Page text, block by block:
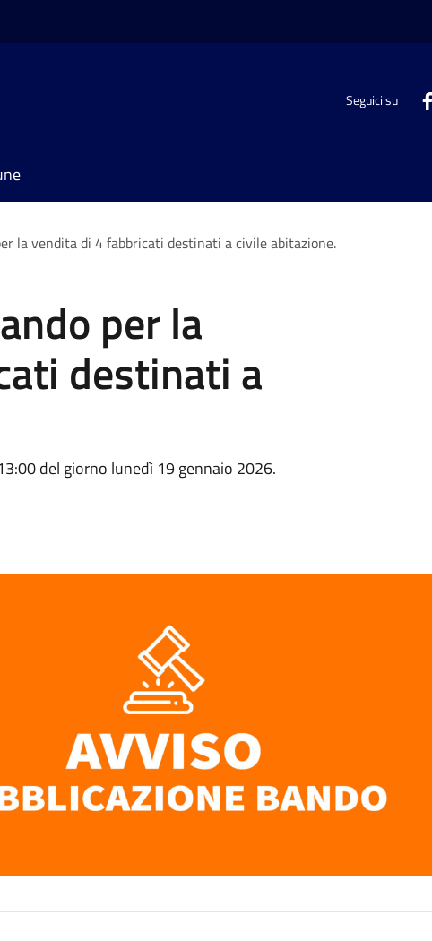
Seguici su
la vendita di 4 fabbricati destinati a civile abitazione.
per la
destinati a
del giorno lunedì 19 gennaio 2026.